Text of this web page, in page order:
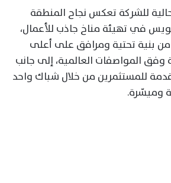
للشركة تعكس نجاح المنطقة
في تهيئة مناخ جاذب للأعمال،
بنية تحتية ومرافق على أعلى
المواصفات العالمية، إلى جانب
للمستثمرين من خلال شباك واحد
وميسّرة.